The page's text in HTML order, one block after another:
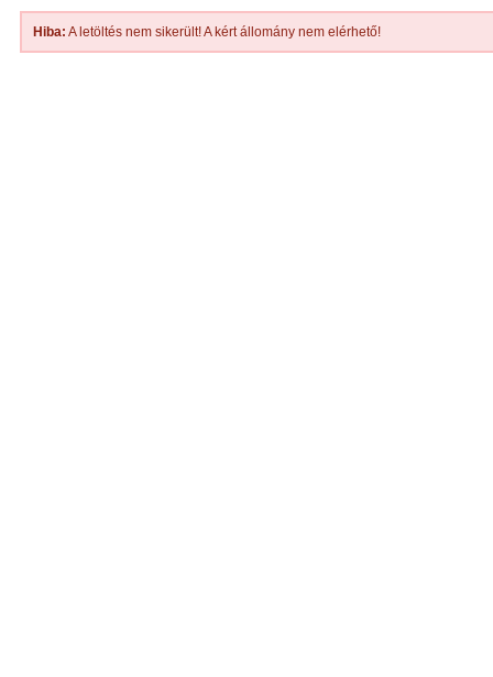
Hiba: A letöltés nem sikerült! A kért állomány nem elérhető!